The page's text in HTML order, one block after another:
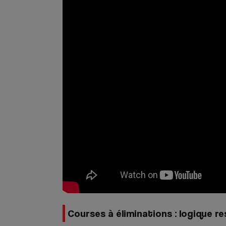
Courses à éliminations : logique